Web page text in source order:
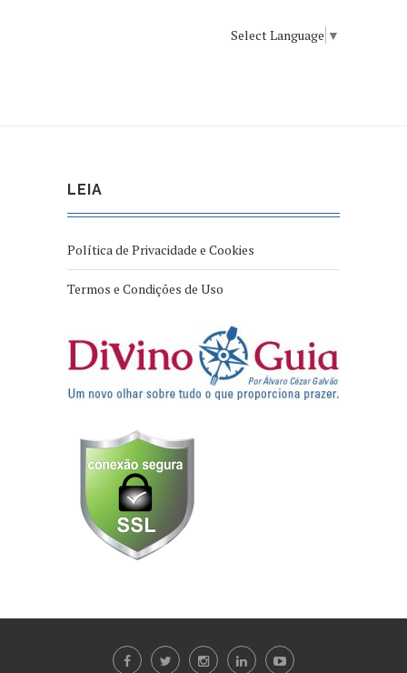
Select Language ▼
LEIA
Política de Privacidade e Cookies
Termos e Condições de Uso